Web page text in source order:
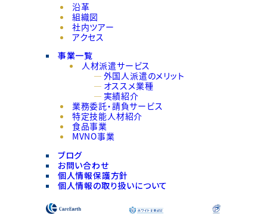
沿革
組織図
社内ツアー
アクセス
事業一覧
人材派遣サービス
外国人派遣のメリット
オススメ業種
実績紹介
業務委託・請負サービス
特定技能人材紹介
食品事業
MVNO事業
ブログ
お問い合わせ
個人情報保護方針
個人情報の取り扱いについて